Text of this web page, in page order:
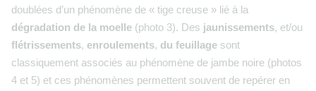
doublées d’un phénomène de « tige creuse » lié à la
dégradation de la moelle (photo 3). Des jaunissements, et/ou
flétrissements, enroulements, du feuillage sont
classiquement associés au phénomène de jambe noire (photos
4 et 5) et ces phénomènes permettent souvent de repérer en